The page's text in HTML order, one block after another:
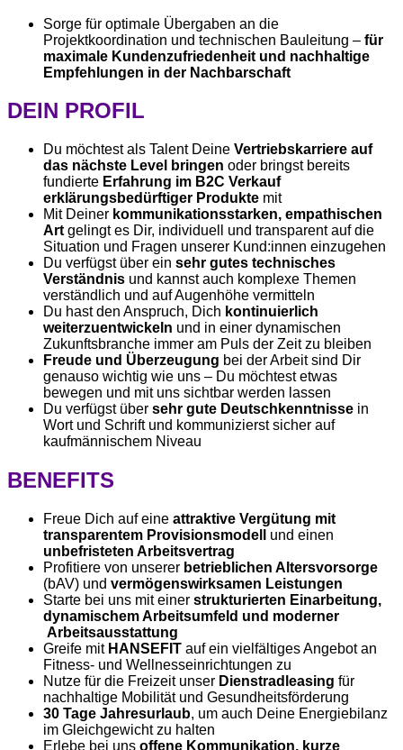
Sorge für optimale Übergaben an die
Projektkoordination und technischen Bauleitung – für
maximale Kundenzufriedenheit und nachhaltige
Empfehlungen in der Nachbarschaft
DEIN PROFIL
Du möchtest als Talent Deine Vertriebskarriere auf
das nächste Level bringen oder bringst bereits
fundierte Erfahrung im B2C Verkauf
erklärungsbedürftiger Produkte mit
Mit Deiner kommunikationsstarken, empathischen
Art gelingt es Dir, individuell und transparent auf die
Situation und Fragen unserer Kund:innen einzugehen
Du verfügst über ein sehr gutes technisches
Verständnis und kannst auch komplexe Themen
verständlich und auf Augenhöhe vermitteln
Du hast den Anspruch, Dich kontinuierlich
weiterzuentwickeln und in einer dynamischen
Zukunftsbranche immer am Puls der Zeit zu bleiben
Freude und Überzeugung bei der Arbeit sind Dir
genauso wichtig wie uns – Du möchtest etwas
bewegen und mit uns sichtbar werden lassen
Du verfügst über sehr gute Deutschkenntnisse in
Wort und Schrift und kommunizierst sicher auf
kaufmännischem Niveau
BENEFITS
Freue Dich auf eine attraktive Vergütung mit
transparentem Provisionsmodell und einen
unbefristeten Arbeitsvertrag
Profitiere von unserer betrieblichen Altersvorsorge
(bAV) und vermögenswirksamen Leistungen
Starte bei uns mit einer strukturierten Einarbeitung,
dynamischem Arbeitsumfeld und moderner
Arbeitsausstattung
Greife mit HANSEFIT auf ein vielfältiges Angebot an
Fitness- und Wellnesseinrichtungen zu
Nutze für die Freizeit unser Dienstradleasing für
nachhaltige Mobilität und Gesundheitsförderung
30 Tage Jahresurlaub, um auch Deine Energiebilanz
im Gleichgewicht zu halten
Erlebe bei uns offene Kommunikation, kurze